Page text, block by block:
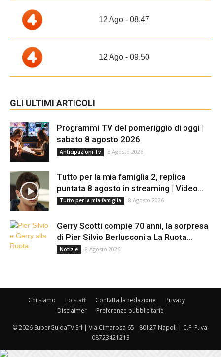
12 Ago - 08.47
12 Ago - 09.50
GLI ULTIMI ARTICOLI
Programmi TV del pomeriggio di oggi |
sabato 8 agosto 2026
Anticipazioni Tv 8 Agosto 2026
Tutto per la mia famiglia 2, replica
puntata 8 agosto in streaming | Video...
Tutto per la mia famiglia 8 Agosto 2026
Gerry Scotti compie 70 anni, la sorpresa
di Pier Silvio Berlusconi a La Ruota...
Notizie 8 Agosto 2026
Chi siamo Lo staff Contatta la redazione
Privacy
Disclaimer
Preferenze pubblicitarie
© 2026 SuperGuidaTV Srl | Via Cimarosa 65 - 80127 Napoli | C.F. P.Iva:
08723421213